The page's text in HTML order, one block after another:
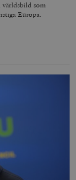
världsbild som
Europa.